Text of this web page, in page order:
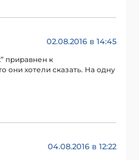
02.08.2016 в 14:45
приравнен к
они хотели сказать. На одну
04.08.2016 в 12:22